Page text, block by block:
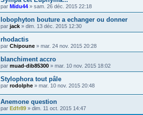
par Midu44 » sam. 26 déc. 2015 22:18
lobophyton bouture a echanger ou donner
par jack » dim. 13 déc. 2015 12:30
rhodactis
par Chipoune » mar. 24 nov. 2015 20:28
blanchiment accro
par muad-dib85300 » mar. 10 nov. 2015 18:02
Stylophora tout pâle
par rodolphe » mar. 10 nov. 2015 20:48
Anemone question
par Edfr89 » dim. 11 oct. 2015 14:47